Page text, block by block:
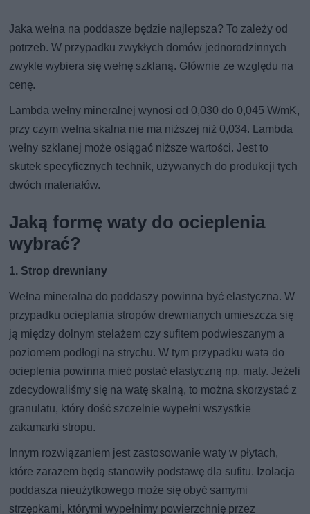
Jaka wełna na poddasze będzie najlepsza? To zależy od
potrzeb. W przypadku zwykłych domów jednorodzinnych
zwykle wybiera się wełnę szklaną. Głównie ze względu na
cenę.
Lambda wełny mineralnej wynosi od 0,030 do 0,045 W/mK,
przy czym wełna skalna nie ma niższej niż 0,034. Lambda
wełny szklanej może osiągać niższe wartości. Jest to
skutek specyficznych technik, używanych do produkcji tych
dwóch materiałów.
Jaką formę waty do ocieplenia
wybrać?
1. Strop drewniany
Wełna mineralna do poddaszy powinna być elastyczna. W
przypadku ocieplania stropów drewnianych umieszcza się
ją między dolnym stelażem czy sufitem podwieszanym a
poziomem podłogi na strychu. W tym przypadku wata do
ocieplenia powinna mieć postać elastyczną np. maty. Jeżeli
zdecydowaliśmy się na watę skalną, to można skorzystać z
granulatu, który dość szczelnie wypełni wszystkie
zakamarki stropu.
Innym rozwiązaniem jest zastosowanie waty w płytach,
które zarazem będą stanowiły podstawę dla sufitu. Izolacja
poddasza nieużytkowego może się obyć samymi
strzępkami, którymi wypełnimy powierzchnię przez